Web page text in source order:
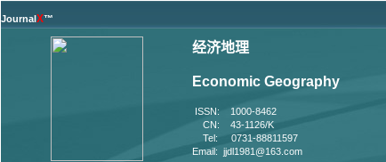
™
ISSN: 1000-8462
CN: 43-1126/K
Tel: 0731-88811597